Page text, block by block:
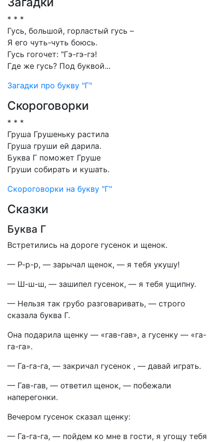
* * *
Гусь, большой, горластый гусь –
Я его чуть-чуть боюсь.
Гусь гогочет: "Гэ-гэ-гэ!
Где же гусь? Под буквой...
Загадки про букву "Г"
Скороговорки
* * *
Груша Грушеньку растила
Груша груши ей дарила.
Буква Г поможет Груше
Груши собирать и кушать.
Скороговорки на букву "Г"
Сказки
Буква Г
Встретились на дороге гусенок и щенок.
— Р-р-р, — зарычал щенок, — я тебя укушу!
— Ш-ш-ш, — зашипел гусенок, — я тебя ущипну.
— Нельзя так грубо разговаривать, — строго
сказала буква Г.
Она подарила щенку — «гав-гав», а гусенку — «га-
га-га».
— Га-га-га, — закричал гусенок , — давай играть.
— Гав-гав, — ответил щенок, — побежали
наперегонки.
Вечером гусенок сказал щенку:
— Га-га-га, — пойдем ко мне в гости, я угощу тебя